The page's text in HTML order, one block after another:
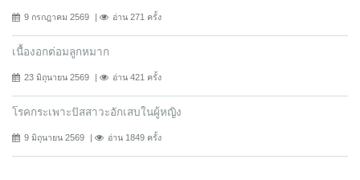
9 กรกฎาคม 2569 อ่าน 271 ครั้ง
เนื้องอกต่อมลูกหมาก
23 มิถุนายน 2569 อ่าน 421 ครั้ง
โรคกระเพาะปัสสาวะอักเสบในผู้หญิง
9 มิถุนายน 2569 อ่าน 1849 ครั้ง